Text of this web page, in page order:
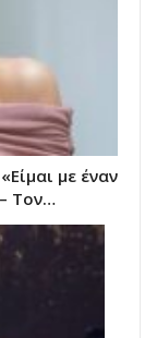
με έναν
Τον…